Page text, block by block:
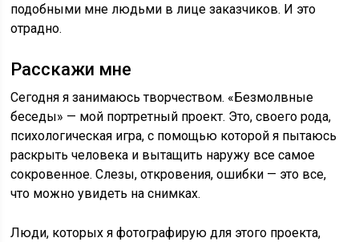
подобными мне людьми в лице заказчиков. И это
отрадно.
Расскажи мне
Сегодня я занимаюсь творчеством. «Безмолвные
беседы» — мой портретный проект. Это, своего рода,
психологическая игра, с помощью которой я пытаюсь
раскрыть человека и вытащить наружу все самое
сокровенное. Слезы, откровения, ошибки — это все,
что можно увидеть на снимках.
Люди, которых я фотографирую для этого проекта,